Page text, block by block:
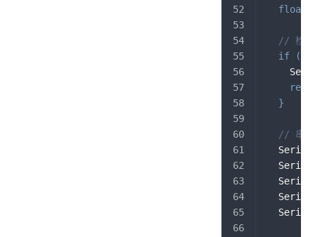
float
// 检查
if
(
}
// 串口
  Serial
  Serial
  Serial
  Serial
  Serial